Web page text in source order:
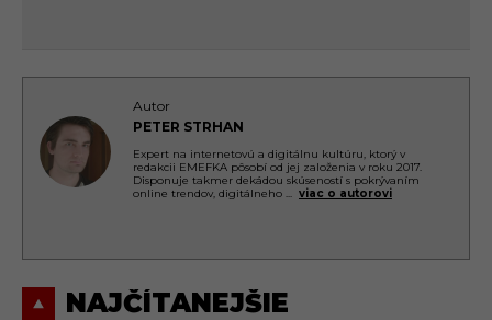
Autor
PETER STRHAN
Expert na internetovú a digitálnu kultúru, ktorý v
redakcii EMEFKA pôsobí od jej založenia v roku 2017.
Disponuje takmer dekádou skúseností s pokrývaním
online trendov, digitálneho ... viac o autorovi
NAJČÍTANEJŠIE